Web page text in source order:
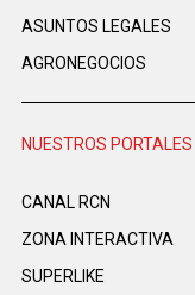
ASUNTOS LEGALES
AGRONEGOCIOS
NUESTROS PORTALES
CANAL RCN
ZONA INTERACTIVA
SUPERLIKE